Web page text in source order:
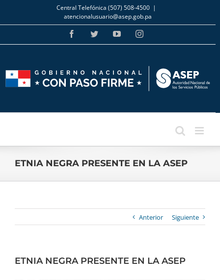
Skip
to
content
Central Telefónica (507) 508-4500 |
atencionalusuario@asep.gob.pa
FacebookTwitterYouTubeInstagram
ETNIA NEGRA PRESENTE EN LA ASEP
Anterior Siguiente
ETNIA NEGRA PRESENTE EN LA ASEP